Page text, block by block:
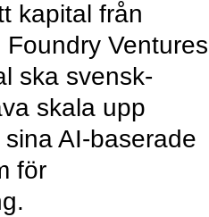
kapital från
Ventures
ska svensk-
skala upp
AI-baserade
för